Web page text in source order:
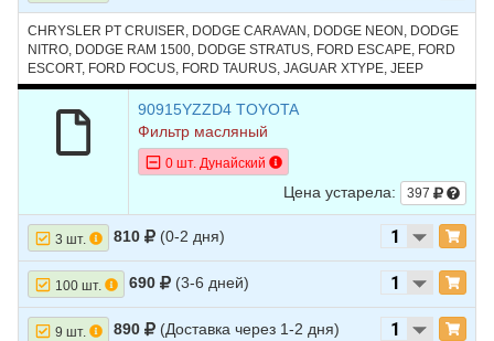
CHRYSLER PT CRUISER, DODGE CARAVAN, DODGE NEON, DODGE
NITRO, DODGE RAM 1500, DODGE STRATUS, FORD ESCAPE, FORD
ESCORT, FORD FOCUS, FORD TAURUS, JAGUAR XTYPE, JEEP
CHEROKEE, JEEP GRAND CHEROKEE, JEEP LIBERTY, MAZDA CX9,
MAZDA TRIBUTE, MAZDA390915YZZD4 TOYOTA
Фильтр масляный
0 шт. Дунайский
Цена устарела: 397
3 шт. 810 (0-2 дня)
100 шт. 690 (3-6 дней)
9 шт. 890 (Доставка через 1-2 дня)